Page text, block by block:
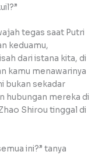
tegas saat Putri
keduamu,
dari istana kita, di
kamu menawarinya
bukan sekadar
hubungan mereka di
Shirou tinggal di
ini?” tanya